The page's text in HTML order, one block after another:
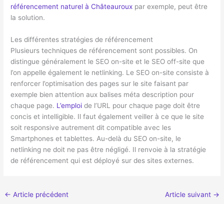
référencement naturel à Châteauroux par exemple, peut être
la solution.
Les différentes stratégies de référencement
Plusieurs techniques de référencement sont possibles. On
distingue généralement le SEO on-site et le SEO off-site que
l’on appelle également le netlinking. Le SEO on-site consiste à
renforcer l’optimisation des pages sur le site faisant par
exemple bien attention aux balises méta description pour
chaque page. L’emploi de l’URL pour chaque page doit être
concis et intelligible. Il faut également veiller à ce que le site
soit responsive autrement dit compatible avec les
Smartphones et tablettes. Au-delà du SEO on-site, le
netlinking ne doit ne pas être négligé. Il renvoie à la stratégie
de référencement qui est déployé sur des sites externes.
← Article précédent Article suivant →